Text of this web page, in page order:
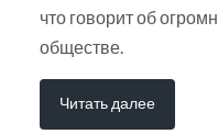
что говорит об
обществе.
Читать далее